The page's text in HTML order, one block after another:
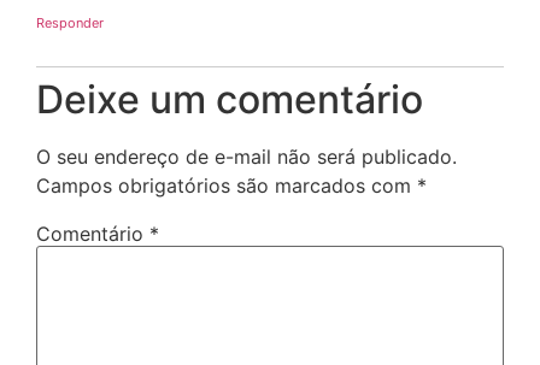
Responder
Deixe um comentário
O seu endereço de e-mail não será publicado.
Campos obrigatórios são marcados com *
Comentário *